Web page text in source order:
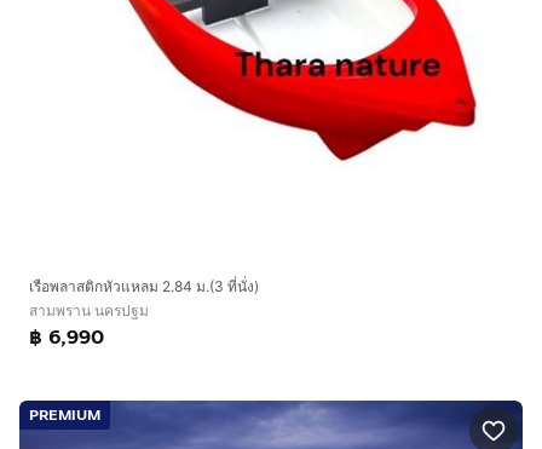
เรือพลาสติกหัวแหลม 2.84 ม.(3 ที่นั่ง)
สามพราน นครปฐม
฿ 6,990
PREMIUM